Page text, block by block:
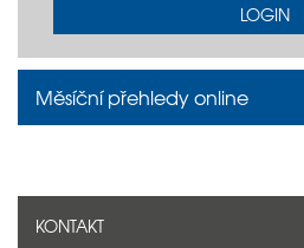
LOGIN
Měsíční přehledy online
KONTAKT